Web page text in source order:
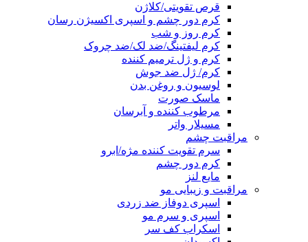
قرص تقویتی/کلاژن
کرم دور چشم و اسپری اکسیژن رسان
کرم روز و شب
کرم لیفتینگ/ضد لک/ضد چروک
کرم و ژل ترمیم کننده
کرم/ ژل ضد جوش
لوسیون و روغن بدن
ماسک صورت
مرطوب کننده و آبرسان
مسیلار واتر
مراقبت چشم
سرم تقویت کننده مژه/ابرو
کرم دور چشم
مایع لنز
مراقبت و زیبایی مو
اسپری دوفاز ضد زردی
اسپری و سرم مو
اسکراب کف سر